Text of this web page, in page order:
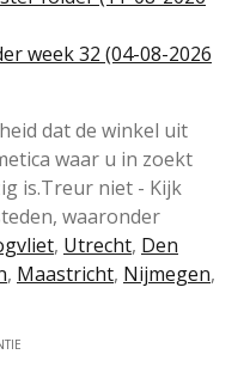
week 32 (04-08-2026
dat de winkel uit
waar u in zoekt
is.Treur niet - Kijk
waaronder
, Utrecht, Den
, Maastricht, Nijmegen,